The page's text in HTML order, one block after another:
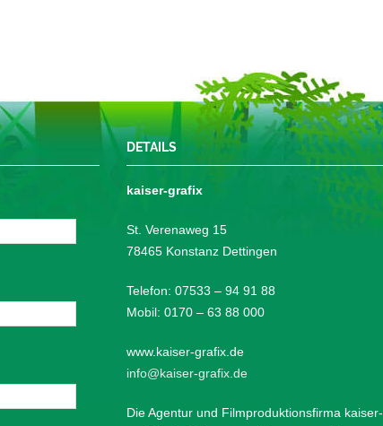
DETAILS
kaiser-grafix
St. Verenaweg 15
78465 Konstanz Dettingen
Telefon: 07533 – 94 91 88
Mobil: 0170 – 63 88 000
www.kaiser-grafix.de
info@kaiser-grafix.de
Die Agentur und Filmproduktionsfirma kaiser-